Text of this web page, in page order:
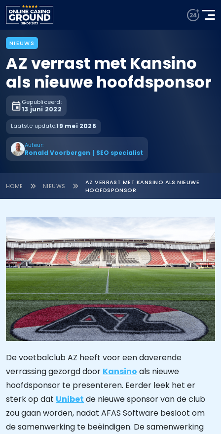
NIEUWS
AZ verrast met Kansino
als nieuwe hoofdsponsor
Gepubliceerd:
13 juni 2022
Laatste update:19 mei 2026
Auteur:
Ronald Voorbergen | SEO specialist
HOME NIEUWS
AZ VERRAST MET KANSINO ALS NIEUWE
HOOFDSPONSOR
De voetbalclub AZ heeft voor een daverende
verrassing gezorgd door Kansino als nieuwe
hoofdsponsor te presenteren. Eerder leek het er
sterk op dat Unibet de nieuwe sponsor van de club
zou gaan worden, nadat AFAS Software besloot om
de samenwerking te beëindigen. De samenwerking